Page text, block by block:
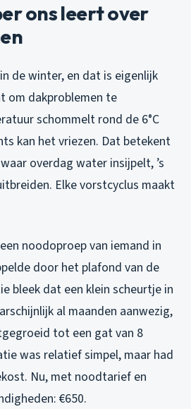
ons leert over
de winter, en dat is eigenlijk
om dakproblemen te
schommelt rond de 6°C
kan het vriezen. Dat betekent
overdag water insijpelt, ’s
Elke vorstcyclus maakt
noodoproep van iemand in
door het plafond van de
bleek dat een klein scheurtje in
al maanden aanwezig,
tot een gat van 8
was relatief simpel, maar had
Nu, met noodtarief en
€650.